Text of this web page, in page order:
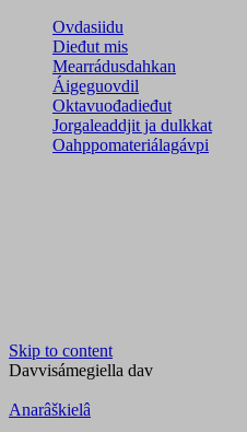
Ovdasiidu
Dieđut mis
Mearrádusdahkan
Áigeguovdil
Oktavuođadieđut
Jorgaleaddjit ja dulkkat
Oahppomateriálagávpi
Skip to content
Davvisámegiella dav
Anarâškielâ